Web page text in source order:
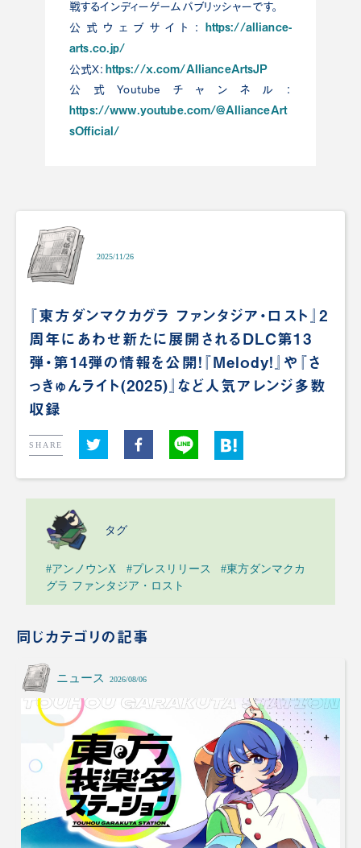
戦するインディーゲームパブリッシャーです。
公式ウェブサイト： https://alliance-
arts.co.jp/
公式X： https://x.com/AllianceArtsJP
公式Youtubeチャンネル：
https://www.youtube.com/@AllianceArt
sOfficial/
2025/11/26
『東方ダンマクカグラ ファンタジア・ロスト』2
周年にあわせ新たに展開されるDLC第13
弾・第14弾の情報を公開！『Melody!』や『さ
っきゅんライト(2025)』など人気アレンジ多数
収録
SHARE
タグ
#アンノウンX #プレスリリース
#東方ダンマクカ
グラ ファンタジア・ロスト
同じカテゴリの記事
ニュース 2026/08/06